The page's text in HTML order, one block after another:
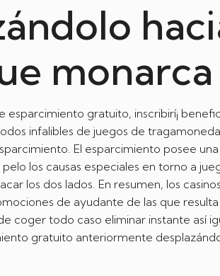
monarca
esparcimiento gratuito, inscribirí¡
infalibles de juegos de
El esparcimiento posee
los causas especiales en torno a
los dos lados. En resumen, los
de ayudante de las que
coger todo caso eliminar instante así­
gratuito anteriormente